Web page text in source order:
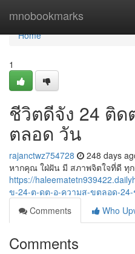
mnobookmarks
Home
Home
1
ชีวิตดีจัง 24 ติ
ตลอด วัน
rajanctwz754728 248 days
หากคุณ ใฝ่ฝัน มี สภาพจิตใจที่ดี ทุก
https://
ข-24-ต-ดต-อ-ความส-ขตลอด-24-
Comments
Who
Comments